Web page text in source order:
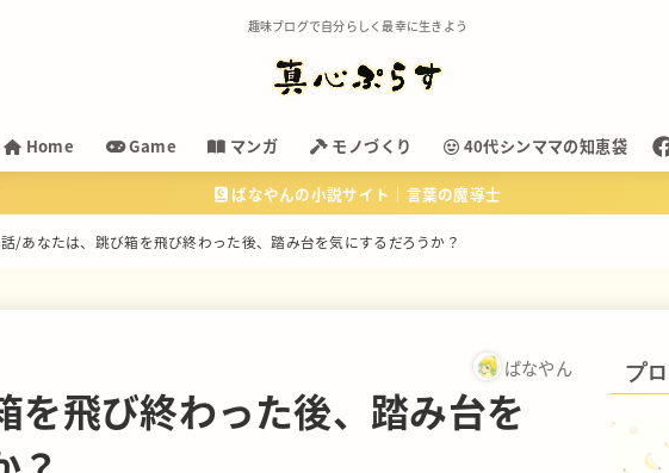
趣味ブログで自分らしく最幸に生きよう
Home Game マンガ モノづくり 40代シンママの知恵袋
ばなやんの小説サイト｜言葉の魔導士
あなたは、跳び箱を飛び終わった後、踏み台を気にするだろうか？
ばなやん
を飛び終わった後、踏み台を
プ